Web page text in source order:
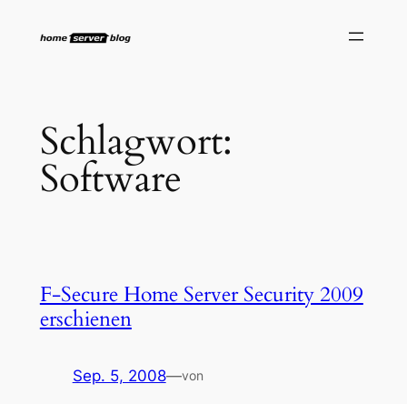
Inhalt
Schlagwort:
Software
F-Secure Home Server Security 2009
erschienen
Sep. 5, 2008—von